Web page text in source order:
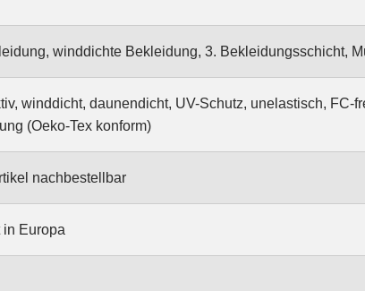
winddichte Bekleidung, 3. Bekleidungsschicht,
winddicht, daunendicht, UV-Schutz, unelastisch,
(Oeko-Tex konform)
nachbestellbar
in Europa